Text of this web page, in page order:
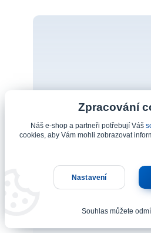
Zpracování
Náš e-shop a partneři potřebují Váš
cookies, aby Vám mohli zobrazovat
Nastavení
Souhlas můžete